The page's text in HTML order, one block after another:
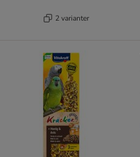
2 varianter